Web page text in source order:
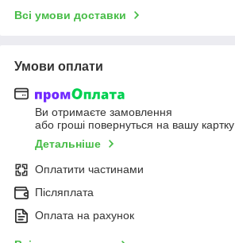
Всі умови доставки
Умови оплати
Ви отримаєте замовлення
або гроші повернуться на вашу картку
Детальніше
Оплатити частинами
Післяплата
Оплата на рахунок